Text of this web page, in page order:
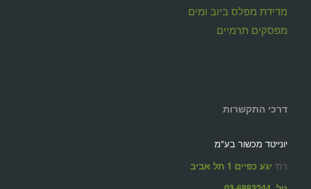
מדידת מפלס ביוב ומים
מפסקים תרמיים
דרכי התקשרות
יונייטד מכשור בע"מ
רח' יגע כפיים 1 תל אביב